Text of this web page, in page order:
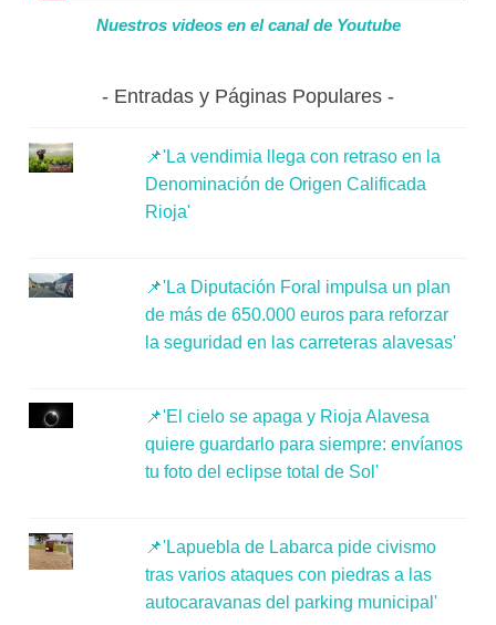
Nuestros videos en el canal de Youtube
Entradas y Páginas Populares
📌'La vendimia llega con retraso en la
Denominación de Origen Calificada
Rioja'
📌'La Diputación Foral impulsa un plan
de más de 650.000 euros para reforzar
la seguridad en las carreteras alavesas'
📌'El cielo se apaga y Rioja Alavesa
quiere guardarlo para siempre: envíanos
tu foto del eclipse total de Sol'
📌'Lapuebla de Labarca pide civismo
tras varios ataques con piedras a las
autocaravanas del parking municipal'